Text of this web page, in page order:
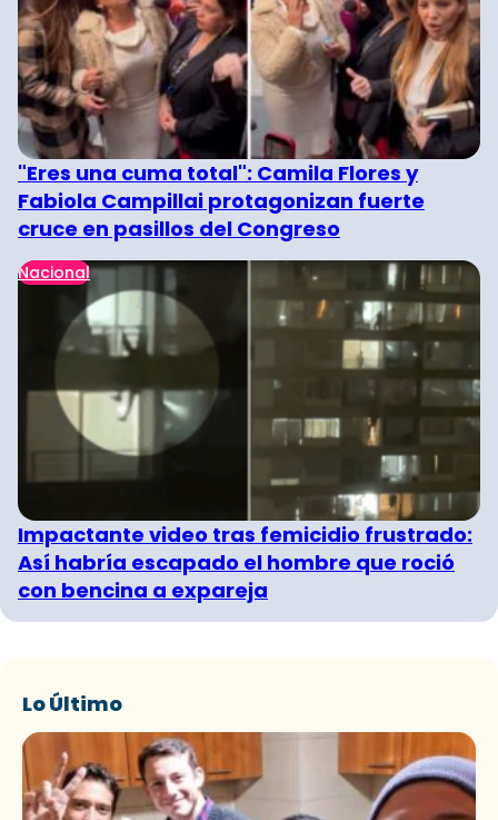
"Eres una cuma total": Camila Flores y
Fabiola Campillai protagonizan fuerte
cruce en pasillos del Congreso
Nacional
Impactante video tras femicidio frustrado:
Así habría escapado el hombre que roció
con bencina a expareja
Lo Último